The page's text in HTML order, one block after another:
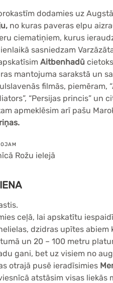
dodamies uz
no kuras paveras elpu
ciematiņiem, kurus
sasniedzam
Aitbenhadū
mantojuma sarakstā un
filmās, piemēram,
“Persijas princis” un
apmeklēsim arī pašu
Rožu ielejā
ceļā, lai apskatītu
dzidras upītes
un 20 – 100 metru
gani, bet uz visiem no
otrajā pusē ieradīsimies
atstāsim visas liekās